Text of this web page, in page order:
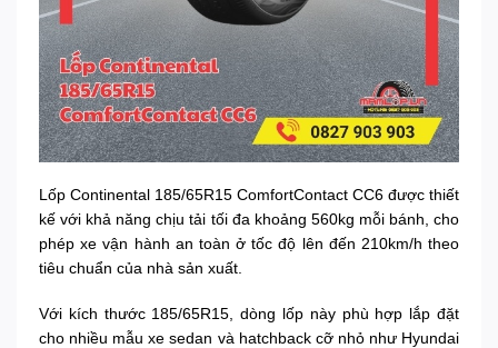
Lốp Continental 185/65R15 ComfortContact CC6 được thiết
kế với khả năng chịu tải tối đa khoảng 560kg mỗi bánh, cho
phép xe vận hành an toàn ở tốc độ lên đến 210km/h theo
tiêu chuẩn của nhà sản xuất.
Với kích thước 185/65R15, dòng lốp này phù hợp lắp đặt
cho nhiều mẫu xe sedan và hatchback cỡ nhỏ như Hyundai